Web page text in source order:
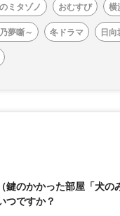
ミタゾノ おむすび 横
夢噺～
冬ドラマ
日
鍵のかかった部屋「犬の
つですか？